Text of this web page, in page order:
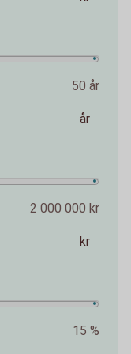
50 år
år
2 000 000 kr
kr
15 %